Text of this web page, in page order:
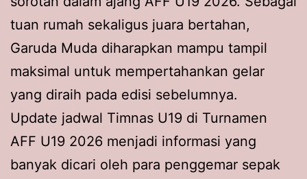
tuan rumah sekaligus juara bertahan,
Garuda Muda diharapkan mampu tampil
maksimal untuk mempertahankan gelar
yang diraih pada edisi sebelumnya.
Update jadwal Timnas U19 di Turnamen
AFF U19 2026 menjadi informasi yang
banyak dicari oleh para penggemar sepak